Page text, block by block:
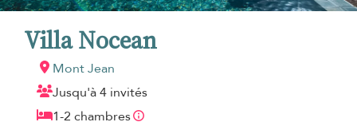
Villa Nocean
Mont Jean
Jusqu'à 4 invités
1-2 chambres